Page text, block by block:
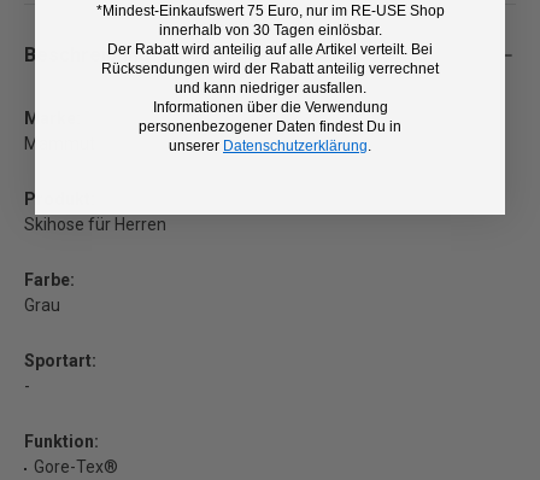
Beschreibung
Marke:
Mammut
Produkt:
Skihose für Herren
Farbe:
Grau
Sportart:
-
Funktion:
Gore-Tex®
*Mindest-Einkaufswert 75 Euro, nur im RE-USE Shop
innerhalb von 30 Tagen einlösbar.
Der Rabatt wird anteilig auf alle Artikel verteilt. Bei
Rücksendungen wird der Rabatt anteilig verrechnet
und kann niedriger ausfallen.
Informationen über die Verwendung
personenbezogener Daten findest Du in
unserer Datenschutzerklärung